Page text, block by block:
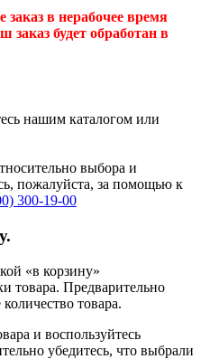
в нерабочее время
будет обработан в
нашим каталогом или
выбора и
пожалуйста, за помощью к
300-19-00
«в корзину»
товара. Предварительно
товара.
и воспользуйтесь
убедитесь, что выбрали